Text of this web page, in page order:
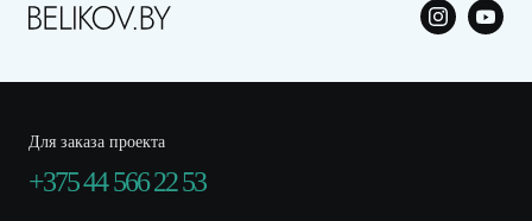
Для заказа проекта
+375 44 566 22 53